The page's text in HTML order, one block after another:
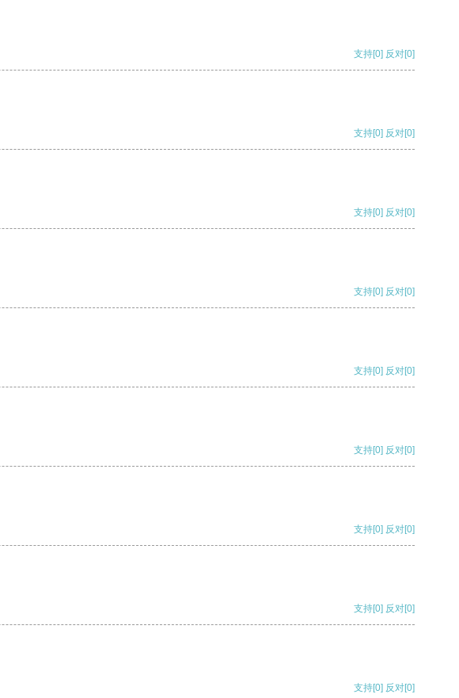
支持[0] 反对[0]
支持[0] 反对[0]
支持[0] 反对[0]
支持[0] 反对[0]
支持[0] 反对[0]
支持[0] 反对[0]
支持[0] 反对[0]
支持[0] 反对[0]
支持[0] 反对[0]